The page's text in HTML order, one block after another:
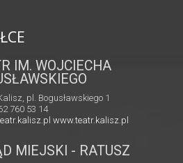
IM. WOJCIECHA
pl. Bogusławskiego 1
760 53 14
www.teatr.kalisz.pl
MIEJSKI - RATUSZ